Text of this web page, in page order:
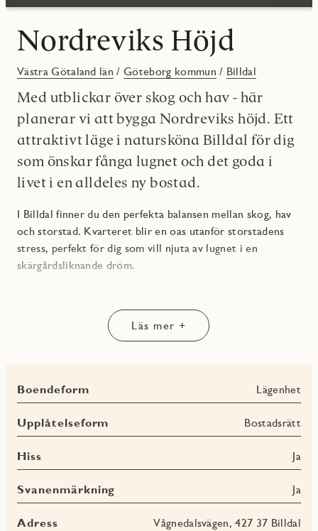
Nordreviks Höjd
Västra Götaland län /Göteborg kommun / Billdal
Med utblickar över skog och hav - här
planerar vi att bygga Nordreviks höjd. Ett
attraktivt läge i natursköna Billdal för dig
som önskar fånga lugnet och det goda i
livet i en alldeles ny bostad.
I Billdal finner du den perfekta balansen mellan skog, hav
och storstad. Kvarteret blir en oas utanför storstadens
stress, perfekt för dig som vill njuta av lugnet i en
skärgårdsliknande dröm.
med barnvagnen och gå en promenad ner till havet eller
snöra på dig träningsskorna för en löptur i
Läs mer +
Boendeform Lägenhet
Upplåtelseform Bostadsrätt
Hiss Ja
Svanenmärkning Ja
Adress Vågnedalsvägen, 427 37 Billdal